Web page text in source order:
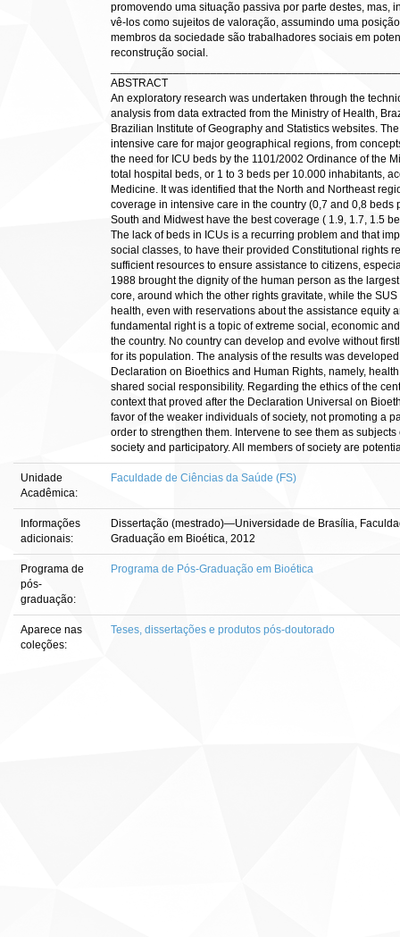
promovendo uma situação passiva por parte destes, mas,
vê-los como sujeitos de valoração, assumindo uma
membros da sociedade são trabalhadores sociais em
reconstrução social.
ABSTRACT
An exploratory research was undertaken through the
analysis from data extracted from the Ministry of Health,
Brazilian Institute of Geography and Statistics websites.
intensive care for major geographical regions, from
the need for ICU beds by the 1101/2002 Ordinance of the
total hospital beds, or 1 to 3 beds per 10.000 inhabitants,
Medicine. It was identified that the North and Northeast
coverage in intensive care in the country (0,7 and 0,8
South and Midwest have the best coverage ( 1.9, 1.7, 1.5
The lack of beds in ICUs is a recurring problem and that
social classes, to have their provided Constitutional rights
sufficient resources to ensure assistance to citizens,
1988 brought the dignity of the human person as the
core, around which the other rights gravitate, while the
health, even with reservations about the assistance equity
fundamental right is a topic of extreme social, economic
the country. No country can develop and evolve without
for its population. The analysis of the results was
Declaration on Bioethics and Human Rights, namely,
shared social responsibility. Regarding the ethics of the
context that proved after the Declaration Universal on
favor of the weaker individuals of society, not promoting a
order to strengthen them. Intervene to see them as
society and participatory. All members of society are
Unidade
Acadêmica:
Faculdade de Ciências da Saúde (FS)
Informações
adicionais:
Dissertação (mestrado)—Universidade de Brasília,
Graduação em Bioética, 2012
Programa de
pós-
graduação:
Programa de Pós-Graduação em Bioética
Aparece nas
coleções:
Teses, dissertações e produtos pós-doutorado